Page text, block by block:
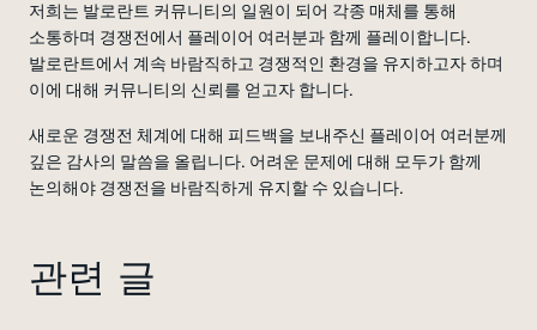
저희는 발로란트 커뮤니티의 일원이 되어 각종 매체를 통해
소통하며 경쟁전에서 플레이어 여러분과 함께 플레이합니다.
발로란트에서 계속 바람직하고 경쟁적인 환경을 유지하고자 하며
이에 대해 커뮤니티의 신뢰를 얻고자 합니다.
새로운 경쟁전 체계에 대해 피드백을 보내주신 플레이어 여러분께
깊은 감사의 말씀을 올립니다. 어려운 문제에 대해 모두가 함께
논의해야 경쟁전을 바람직하게 유지할 수 있습니다.
관련 글